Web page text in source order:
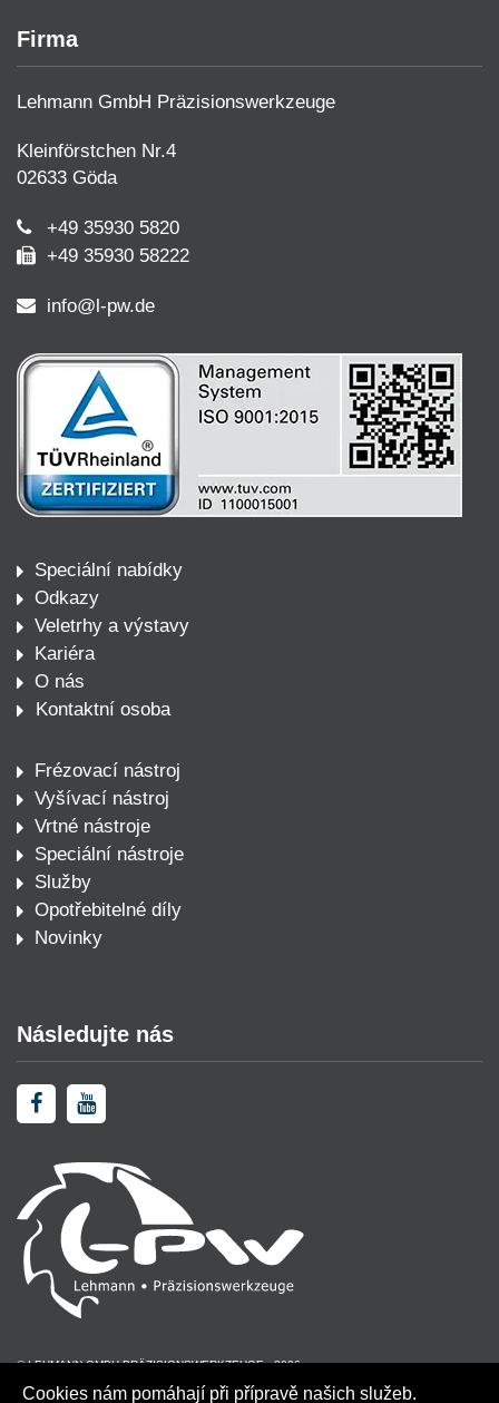
Firma
Lehmann GmbH Präzisionswerkzeuge
Kleinförstchen Nr.4
02633 Göda
+49 35930 5820
+49 35930 58222
info@l-pw.de
Speciální nabídky
Odkazy
Veletrhy a výstavy
Kariéra
O nás
Kontaktní osoba
Frézovací nástroj
Vyšívací nástroj
Vrtné nástroje
Speciální nástroje
Služby
Opotřebitelné díly
Novinky
Následujte nás
© LEHMANN GMBH PRÄZISIONSWERKZEUGE - 2026
Cookies nám pomáhají při přípravě našich služeb.